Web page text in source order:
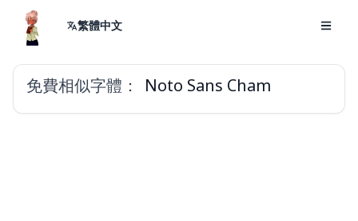
繁體中文
免費相似字體： Noto Sans Cham